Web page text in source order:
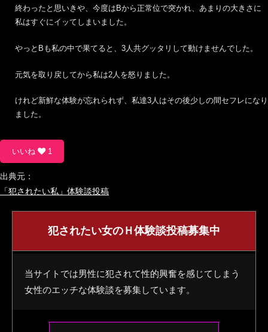
終わったと思いきや、今度はBから正常位で突かれ、あまりの大きさに
私はすぐにイッてしまいました。
やっとBも私の中で果てると、3人共グッタリして動けませんでした。
元気を取り戻してから私は2人を怒りました。
けれど新鮮な体験が忘れられず、私達3人はその後少しの間セフレになり
ました。
いいね 1
出典元：
「犯されたい私」体験談投稿
犯されたい女のＨ体験談投稿募集中
当サイトでは男性に犯されて性的興奮を感じてしまう
女性のエッチな体験談を募集しています。